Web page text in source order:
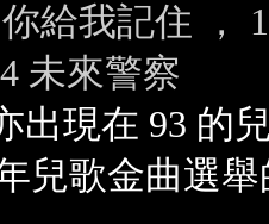
你給我記住 ，
未來警察
出現在 93 的
兒歌金曲選